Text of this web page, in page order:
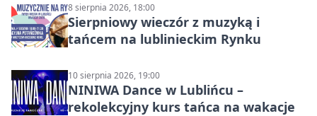
8 sierpnia 2026, 18:00
Sierpniowy wieczór z muzyką i
tańcem na lublinieckim Rynku
10 sierpnia 2026, 19:00
NINIWA Dance w Lublińcu –
rekolekcyjny kurs tańca na wakacje